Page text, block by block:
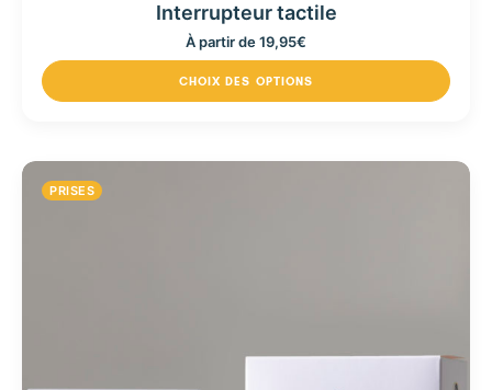
Interrupteur tactile
À partir de19,95€
CHOIX DES OPTIONS
PRISES